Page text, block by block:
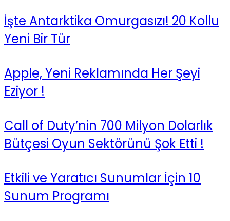
İşte Antarktika Omurgasızı! 20 Kollu
Yeni Bir Tür
Apple, Yeni Reklamında Her Şeyi
Eziyor !
Call of Duty’nin 700 Milyon Dolarlık
Bütçesi Oyun Sektörünü Şok Etti !
Etkili ve Yaratıcı Sunumlar İçin 10
Sunum Programı